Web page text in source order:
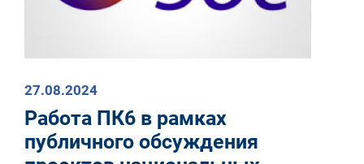
27.08.2024
Работа ПК6 в рамках
публичного обсуждения